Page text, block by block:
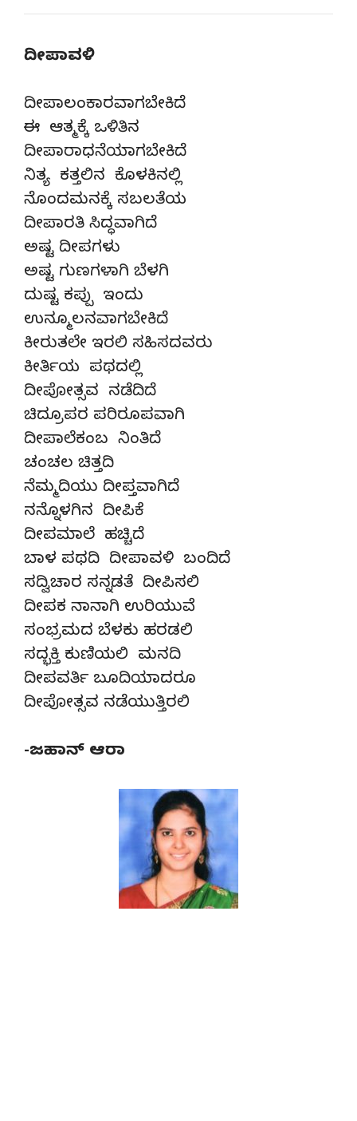
ದೀಪಾವಳಿ
ದೀಪಾಲಂಕಾರವಾಗಬೇಕಿದೆ
ಈ ಆತ್ಮಕ್ಕೆ ಒಳಿತಿನ
ದೀಪಾರಾಧನೆಯಾಗಬೇಕಿದೆ
ನಿತ್ಯ ಕತ್ತಲಿನ ಕೊಳಕಿನಲ್ಲಿ
ನೊಂದಮನಕ್ಕೆ ಸಬಲತೆಯ
ದೀಪಾರತಿ ಸಿದ್ಧವಾಗಿದೆ
ಅಷ್ಟ ದೀಪಗಳು
ಅಷ್ಟ ಗುಣಗಳಾಗಿ ಬೆಳಗಿ
ದುಷ್ಟ ಕಪ್ಪು ಇಂದು
ಉನ್ಮೂಲನವಾಗಬೇಕಿದೆ
ಕೀರುತಲೇ ಇರಲಿ ಸಹಿಸದವರು
ಕೀರ್ತಿಯ ಪಥದಲ್ಲಿ
ದೀಪೋತ್ಸವ ನಡೆದಿದೆ
ಚಿದ್ರೂಪರ ಪರಿರೂಪವಾಗಿ
ದೀಪಾಲೆಕಂಬ ನಿಂತಿದೆ
ಚಂಚಲ ಚಿತ್ತದಿ
ನೆಮ್ಮದಿಯು ದೀಪ್ತವಾಗಿದೆ
ನನ್ನೊಳಗಿನ ದೀಪಿಕೆ
ದೀಪಮಾಲೆ ಹಚ್ಚಿದೆ
ಬಾಳ ಪಥದಿ ದೀಪಾವಳಿ ಬಂದಿದೆ
ಸದ್ವಿಚಾರ ಸನ್ನಡತೆ ದೀಪಿಸಲಿ
ದೀಪಕ ನಾನಾಗಿ ಉರಿಯುವೆ
ಸಂಭ್ರಮದ ಬೆಳಕು ಹರಡಲಿ
ಸದ್ಭಕ್ತಿ ಕುಣಿಯಲಿ ಮನದಿ
ದೀಪವರ್ತಿ ಬೂದಿಯಾದರೂ
ದೀಪೋತ್ಸವ ನಡೆಯುತ್ತಿರಲಿ
-ಜಹಾನ್ ಆರಾ